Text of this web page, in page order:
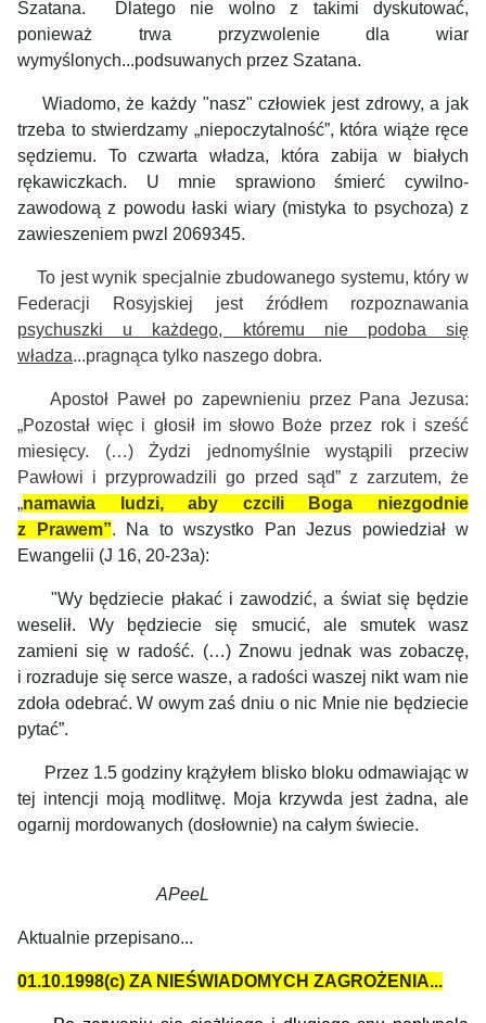
Szatana. Dlatego nie wolnoz takimi dyskutować,
ponieważ trwa przyzwolenie dla wiar
wymyślonych...podsuwanych przez Szatana.
Wiadomo, że każdy "nasz" człowiek jest zdrowy, a jak
trzeba to stwierdzamy „niepoczytalność”, która wiąże ręce
sędziemu. To czwarta władza, która zabija w białych
rękawiczkach. U mnie sprawiono śmierć cywilno-
zawodową z powodu łaski wiary (mistyka to psychoza) z
zawieszeniem pwzl 2069345.
To jest wynik specjalnie zbudowanego systemu, który w
Federacji Rosyjskiej jest źródłem rozpoznawania
psychuszki u każdego, któremu nie podoba się
władza...pragnąca tylko naszego dobra.
Apostoł Paweł po zapewnieniu przez Pana Jezusa:
„Pozostał więc i głosił im słowo Boże przez rok i sześć
miesięcy. (…) Żydzi jednomyślnie wystąpili przeciw
Pawłowi i przyprowadzili go przed sąd” z zarzutem, że
„namawia ludzi, aby czcili Boga niezgodnie
z Prawem”.
Na to wszystko Pan Jezus powiedział w
Ewangelii (J 16, 20-23a):
"Wy będziecie płakać i zawodzić, a świat się będzie
weselił. Wy będziecie się smucić, ale smutek wasz
zamieni się w radość. (…) Znowu jednak was zobaczę,
i rozraduje się serce wasze, a radości waszej nikt wam nie
zdoła odebrać. W owym zaś dniu o nic Mnie nie będziecie
pytać”.
Przez 1.5 godziny krążyłem blisko bloku odmawiając w
tej intencji moją modlitwę. Moja krzywda jest żadna, ale
ogarnij mordowanych (dosłownie) na całym świecie.
APeeL
Aktualnie przepisano...
01.10.1998(c) ZA NIEŚWIADOMYCH ZAGROŻENIA...